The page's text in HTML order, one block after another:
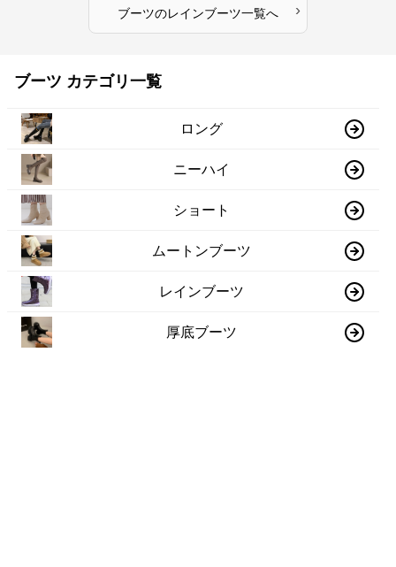
ブーツのレインブーツ一覧へ ›
ブーツ カテゴリ一覧
ロング
ニーハイ
ショート
ムートンブーツ
レインブーツ
厚底ブーツ